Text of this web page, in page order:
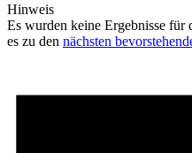
Hinweis
Es wurden keine Ergebnisse für
es zu den nächsten